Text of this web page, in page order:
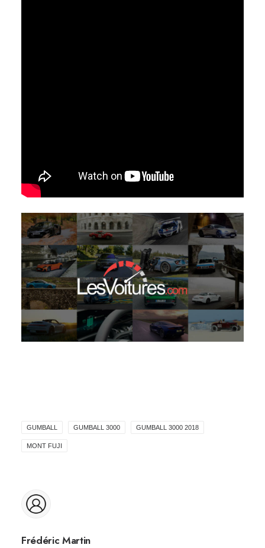
GUMBALL GUMBALL 3000 GUMBALL 3000 2018
MONT FUJI
Frédéric Martin